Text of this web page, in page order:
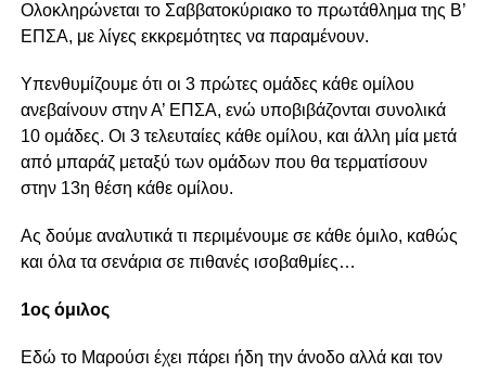
Ολοκληρώνεται το Σαββατοκύριακο το πρωτάθλημα της Β’
ΕΠΣΑ, με λίγες εκκρεμότητες να παραμένουν.
Υπενθυμίζουμε ότι οι 3 πρώτες ομάδες κάθε ομίλου
ανεβαίνουν στην Α’ ΕΠΣΑ, ενώ υποβιβάζονται συνολικά
10 ομάδες. Οι 3 τελευταίες κάθε ομίλου, και άλλη μία μετά
από μπαράζ μεταξύ των ομάδων που θα τερματίσουν
στην 13η θέση κάθε ομίλου.
Ας δούμε αναλυτικά τι περιμένουμε σε κάθε όμιλο, καθώς
και όλα τα σενάρια σε πιθανές ισοβαθμίες…
1ος όμιλος
Εδώ το Μαρούσι έχει πάρει ήδη την άνοδο αλλά και τον